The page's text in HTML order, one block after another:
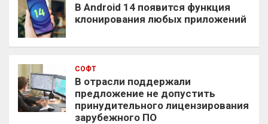
В Android 14 появится функция
клонирования любых приложений
СОФТ
В отрасли поддержали
предложение не допустить
принудительного лицензирования
зарубежного ПО